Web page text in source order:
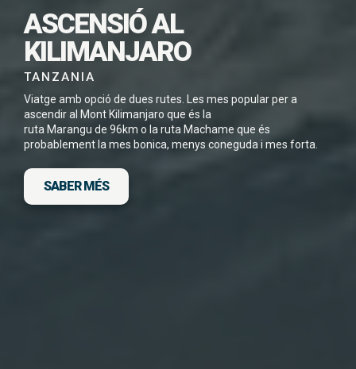
ASCENSIÓ AL
KILIMANJARO
TANZANIA
Viatge amb opció de dues rutes. Les mes popular per a
ascendir al Mont Kilimanjaro que és la
ruta Marangu de 96km o la ruta Machame que és
probablement la mes bonica, menys coneguda i mes forta.
SABER MÉS
AQUEST VIATGE EN
PDF
He llegit i accepto laPolítica de Privacitat